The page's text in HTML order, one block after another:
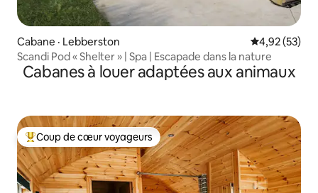
Cabane · Lebberston Note
4,92 (53)
Scandi Pod « Shelter » | Spa | Escapade dans la nature
Cabanes à louer adaptées aux animaux
Coup de cœur voyageurs parmi les plus aimés
Coup de cœur voyageurs